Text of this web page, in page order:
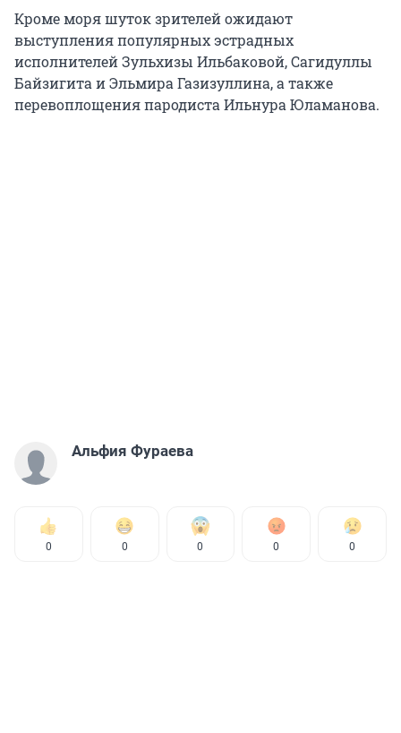
Кроме моря шуток зрителей ожидают
выступления популярных эстрадных
исполнителей Зульхизы Ильбаковой, Сагидуллы
Байзигита и Эльмира Газизуллина, а также
перевоплощения пародиста Ильнура Юламанова.
Альфия Фураева
0 0 0 0 0